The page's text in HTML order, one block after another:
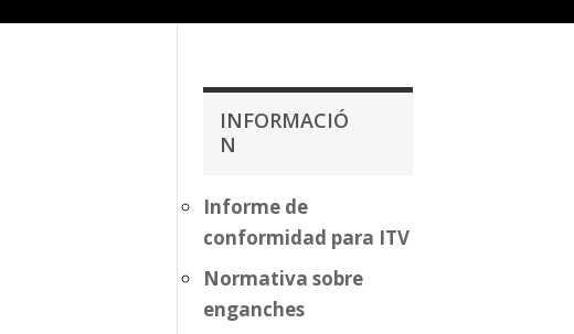
INFORMACIÓ
N
Informe de
conformidad para ITV
Normativa sobre
enganches